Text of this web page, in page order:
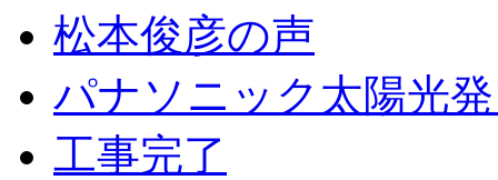
松本俊彦の声
パナソニック太陽光
工事完了